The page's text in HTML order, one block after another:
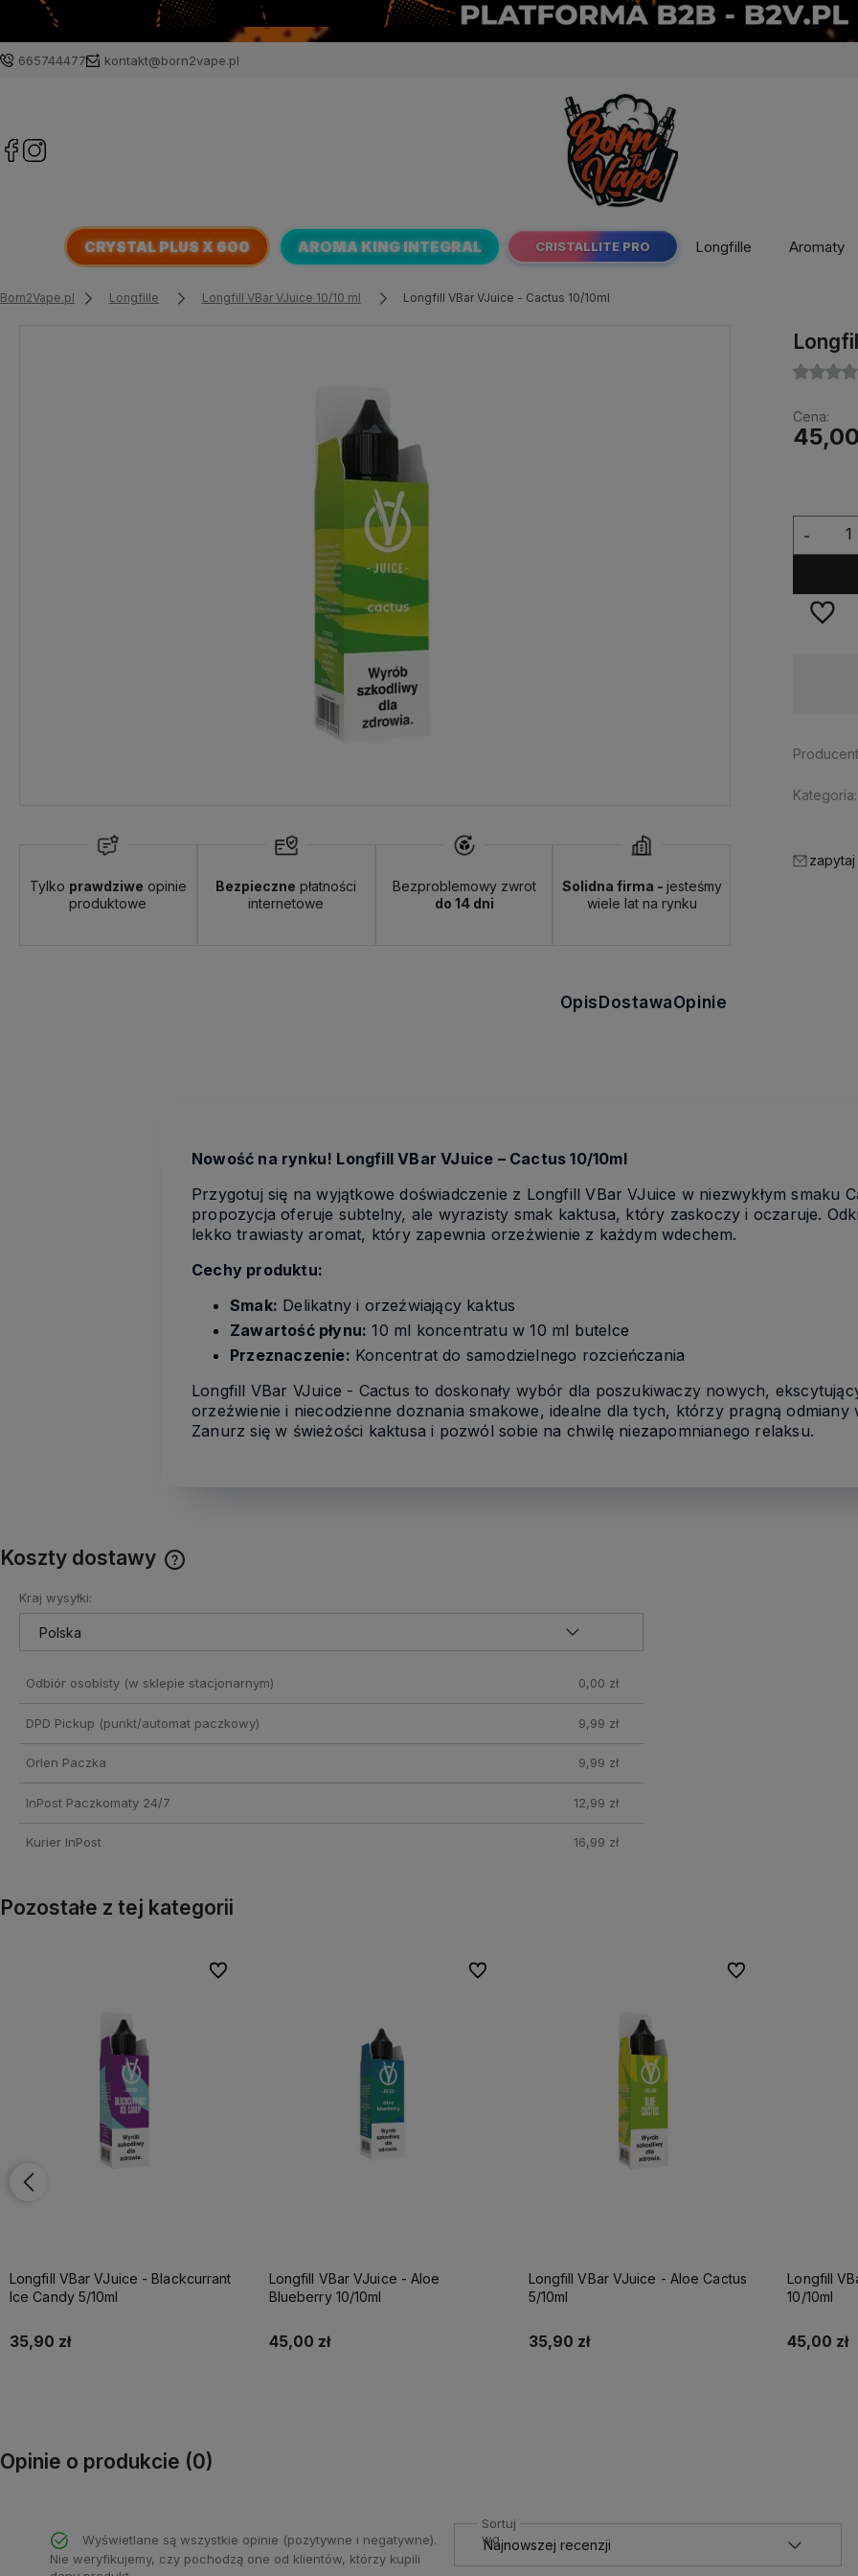
665744477 kontakt@born2vape.pl
CRYSTAL PLUS X 600 AROMA KING INTEGRAL CRISTALLITE PRO Longfille Aromaty
Born2Vape.pl Longfille Longfill VBar VJuice 10/10 ml Longfill VBar VJuice - Cactus 10/10ml
Tylko prawdziwe opinie
produktowe
Bezpieczne płatności
internetowe
Bezproblemowy zwrot
do 14 dni
Solidna firma - jesteśmy
wiele lat na rynku
Cena:
-
Kategoria:
Opis DostawaOpinie
Nowość na rynku! Longfill VBar VJuice – Cactus 10/10ml
Przygotuj się na wyjątkowe doświadczenie z Longfill VBar VJuice w niezwykłym smaku
propozycja oferuje subtelny, ale wyrazisty smak kaktusa, który zaskoczy i oczaruje.
lekko trawiasty aromat, który zapewnia orzeźwienie z każdym wdechem.
Cechy produktu:
Smak: Delikatny i orzeźwiający kaktus
Zawartość płynu: 10 ml koncentratu w 10 ml butelce
Przeznaczenie: Koncentrat do samodzielnego rozcieńczania
Longfill VBar VJuice - Cactus to doskonały wybór dla poszukiwaczy nowych,
orzeźwienie i niecodzienne doznania smakowe, idealne dla tych, którzy pragną odmiany
Zanurz się w świeżości kaktusa i pozwól sobie na chwilę niezapomnianego relaksu.
Koszty dostawy
Kraj wysyłki:
Odbiór osobisty(w sklepie stacjonarnym) 0,00 zł
DPD Pickup (punkt/automat paczkowy) 9,99 zł
Orlen Paczka 9,99 zł
InPost Paczkomaty 24/7 12,99 zł
Kurier InPost 16,99 zł
Pozostałe z tej kategorii
Longfill VBar VJuice - Aloe
Blueberry 10/10ml
45,00 zł
Do ulubionych
Do ulubionych
Longfill VBar VJuice - Aloe Cactus
5/10ml
35,90 zł
Do ulubionych
Do ulubionych
Longfill VBar VJuice - Apple Peach
10/10ml
45,00 zł
Do ulubionych
Do ulubionych
Longfill
10/10ml
45,00 zł
Opinie o produkcie (0)
Wyświetlane są wszystkie opinie (pozytywne i negatywne).
Nie weryfikujemy, czy pochodzą one od klientów, którzy kupili
Sortuj
wg